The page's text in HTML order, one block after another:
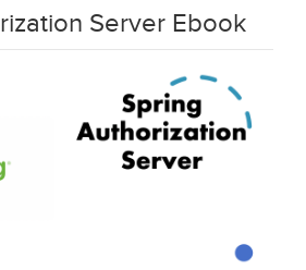
Server Ebook